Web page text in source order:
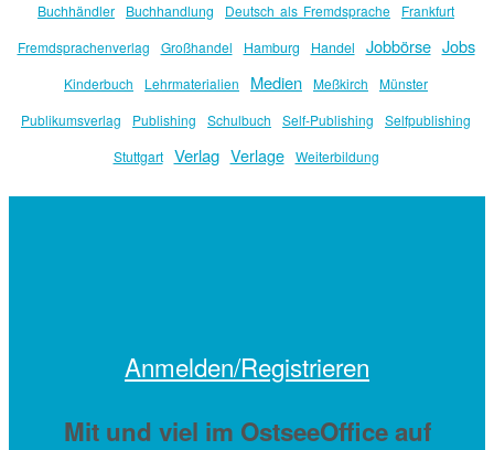
Buchhändler Buchhandlung Deutsch als Fremdsprache
Frankfurt
Fremdsprachenverlag
Großhandel Hamburg Handel Jobbörse Jobs
Kinderbuch Lehrmaterialien Medien Meßkirch
Münster
Publikumsverlag
Publishing Schulbuch Self-Publishing
Selfpublishing
Stuttgart
Verlag Verlage Weiterbildung
Anmelden/Registrieren
Mit und viel im OstseeOffice auf